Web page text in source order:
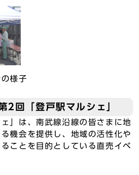
様子
回「登戸駅マルシェ」
」は、南武線沿線の皆さまに地
機会を提供し、地域の活性化や
ことを目的としている直売イベ